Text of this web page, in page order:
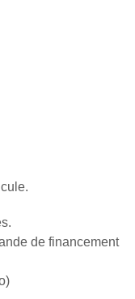
de financement